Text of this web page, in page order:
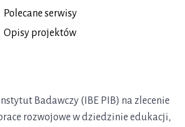
Polecane serwisy
Opisy projektów
Badawczy (IBE PIB) na zlecenie
rozwojowe w dziedzinie edukacji,